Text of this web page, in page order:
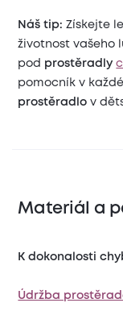
Náš tip: Získejte
životnost vašeho
pod prostěradly
pomocník v
prostěradlo v
Materiál a
K dokonalosti
Údržba